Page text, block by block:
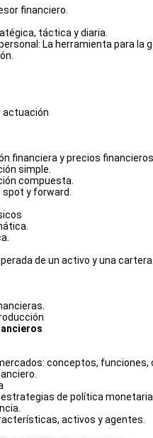
financiero.
táctica y diaria.
La herramienta para la
actuación
financiera y precios
simple.
compuesta.
spot y forward.
de un activo y una
conceptos, funciones,
de política
activos y agentes.